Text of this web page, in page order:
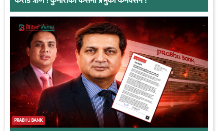
PRABHU BANK